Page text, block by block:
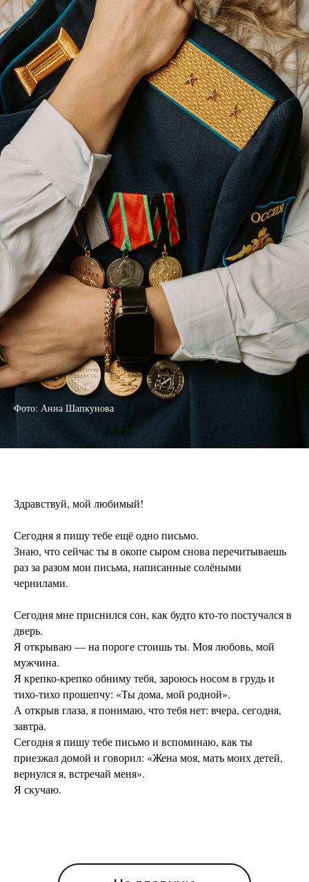
Фото: Анна Шапкунова
Здравствуй, мой любимый!
Сегодня я пишу тебе ещё одно письмо.
Знаю, что сейчас ты в окопе сыром снова перечитываешь
раз за разом мои письма, написанные солёными
чернилами.
Сегодня мне приснился сон, как будто кто-то постучался в
дверь.
Я открываю — на пороге стоишь ты. Моя любовь, мой
мужчина.
Я крепко-крепко обниму тебя, зароюсь носом в грудь и
тихо-тихо прошепчу: «Ты дома, мой родной».
А открыв глаза, я понимаю, что тебя нет: вчера, сегодня,
завтра.
Сегодня я пишу тебе письмо и вспоминаю, как ты
приезжал домой и говорил: «Жена моя, мать моих детей,
вернулся я, встречай меня».
Я скучаю.